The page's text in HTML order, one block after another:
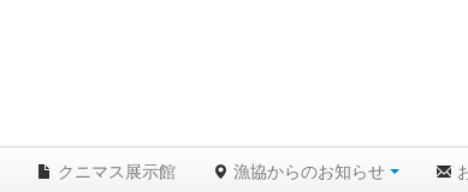
クニマス展示館 漁協からのお知らせ